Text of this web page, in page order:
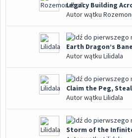
Legacy Building
Autor wątku
Earth Dragon’s
Autor wątku Lilidala
Claim the Peg,
Autor wątku Lilidala
Storm of the